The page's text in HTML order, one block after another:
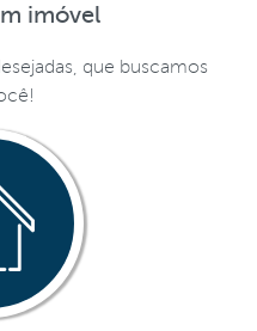
imóvel
que buscamos